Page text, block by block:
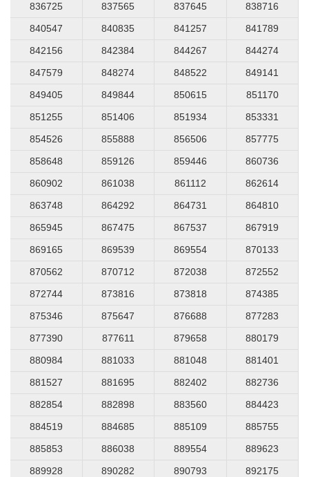
836725
837565 837645
838716
840547
840835 841257
841789
842156
842384 844267
844274
847579
848274 848522
849141
849405
849844 850615
851170
851255
851406 851934
853331
854526
855888 856506
857775
858648
859126 859446
860736
860902
861038 861112
862614
863748
864292 864731
864810
865945
867475 867537
867919
869165
869539 869554
870133
870562
870712 872038
872552
872744
873816 873818
874385
875346
875647 876688
877283
877390
877611 879658
880179
880984
881033 881048
881401
881527
881695 882402
882736
882854
882898 883560
884423
884519
884685 885109
885755
885853
886038 889554
889623
889928
890282 890793
892175